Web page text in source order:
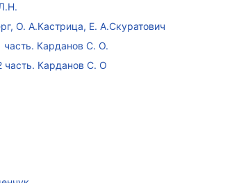
О. А.Кастрица, Е. А.Скуратович
часть. Карданов С. О.
часть. Карданов С. О